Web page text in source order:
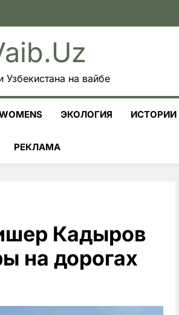
Узбекистана на вайбе
ЭКОЛОГИЯ ИСТОРИИ
РЕКЛАМА
Кадыров
на дорогах